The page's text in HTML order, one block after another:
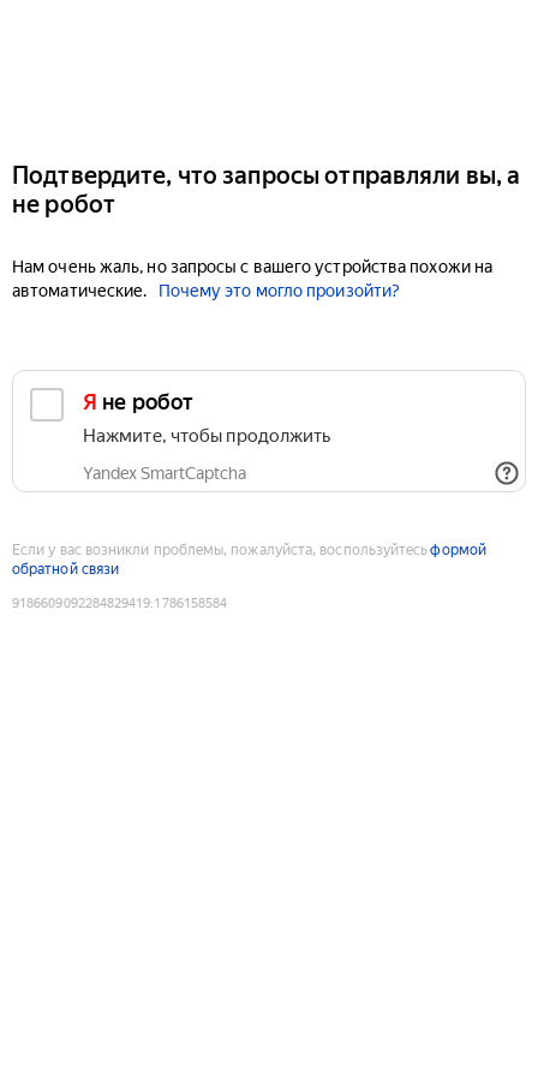
Подтвердите, что запросы отправляли вы, а
не робот
Нам очень жаль, но запросы с вашего устройства похожи на
автоматические.
Почему это могло произойти?
Я не робот
Нажмите, чтобы продолжить
Yandex SmartCaptcha
Если у вас возникли проблемы, пожалуйста, воспользуйтесьформой
обратной связи
9186609092284829419:1786158584